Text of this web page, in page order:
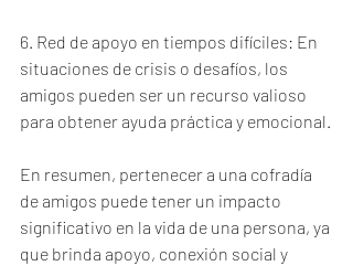
6. Red de apoyo en tiempos difíciles: En
situaciones de crisis o desafíos, los
amigos pueden ser un recurso valioso
para obtener ayuda práctica y emocional.
En resumen, pertenecer a una cofradía
de amigos puede tener un impacto
significativo en la vida de una persona, ya
que brinda apoyo, conexión social y